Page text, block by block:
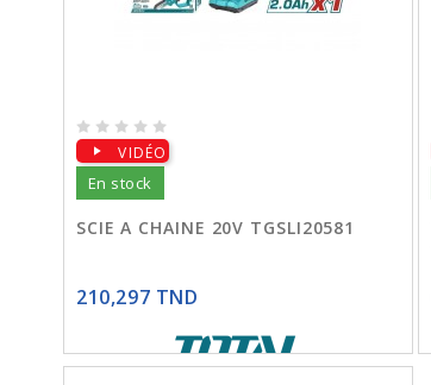
VIDÉO
En stock
SCIE A CHAINE 20V TGSLI20581
210,297 TND